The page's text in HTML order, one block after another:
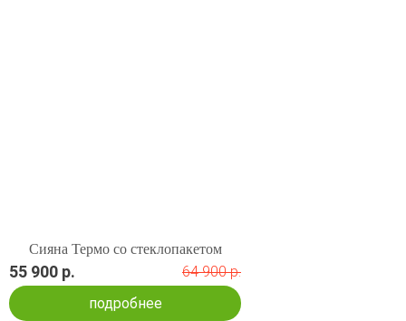
Сияна Термо со стеклопакетом
55 900 р.
64 900 р.
подробнее